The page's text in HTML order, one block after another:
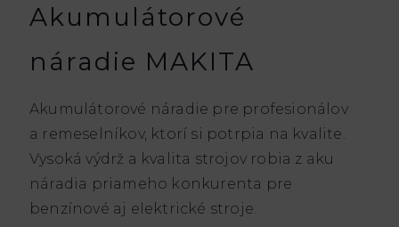
Akumulátorové
náradie MAKITA
Akumulátorové náradie pre profesionálov
a remeselníkov, ktorí si potrpia na kvalite.
Vysoká výdrž a kvalita strojov robia z aku
náradia priameho konkurenta pre
benzínové aj elektrické stroje.